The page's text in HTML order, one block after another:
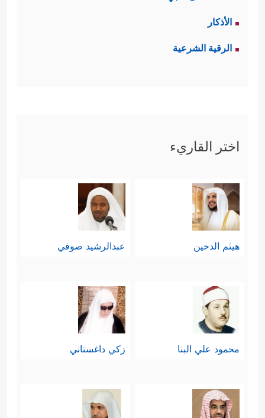
الأذكار
الرقية الشرعية
اختر القاريء
هيثم الدخين عبدالرشيد صوفي
محمود علي البنا زكي داغستاني